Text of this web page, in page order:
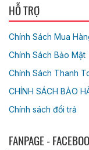
HỖ TRỢ
Chính Sách Mua
Chính Sách Bảo Mật
Chính Sách Thanh
CHÍNH SÁCH BẢO
Chính sách đổi trả
FANPAGE -